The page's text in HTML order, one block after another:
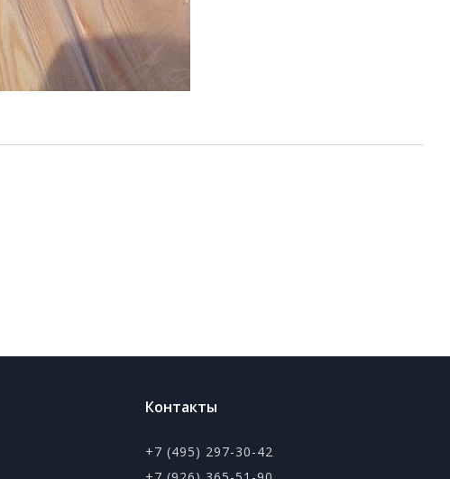
Контакты
+7 (495) 297-30-42